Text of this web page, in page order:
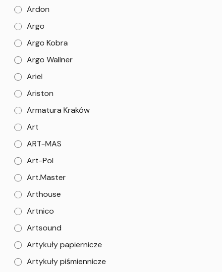
Ardon
Argo
Argo Kobra
Argo Wallner
Ariel
Ariston
Armatura Kraków
Art
ART-MAS
Art-Pol
Art.Master
Arthouse
Artnico
Artsound
Artykuły papiernicze
Artykuły piśmiennicze